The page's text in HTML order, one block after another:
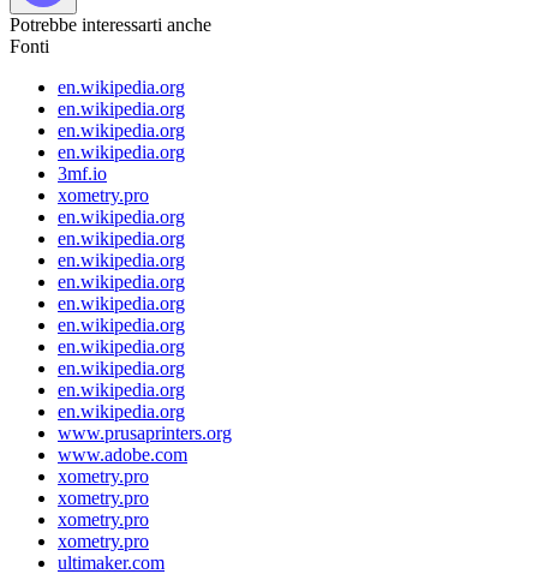
Potrebbe interessarti anche
Fonti
en.wikipedia.org
en.wikipedia.org
en.wikipedia.org
en.wikipedia.org
3mf.io
xometry.pro
en.wikipedia.org
en.wikipedia.org
en.wikipedia.org
en.wikipedia.org
en.wikipedia.org
en.wikipedia.org
en.wikipedia.org
en.wikipedia.org
en.wikipedia.org
en.wikipedia.org
www.prusaprinters.org
www.adobe.com
xometry.pro
xometry.pro
xometry.pro
xometry.pro
ultimaker.com